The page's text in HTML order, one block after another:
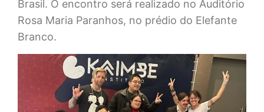
Brasil. O encontro será realizado no Auditório
Rosa Maria Paranhos, no prédio do Elefante
Branco.